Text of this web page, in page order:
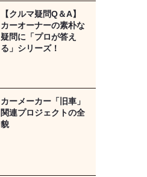
【クルマ疑問Q＆A】
カーオーナーの素朴な
疑問に「プロが答え
る」シリーズ！
カーメーカー「旧車」
関連プロジェクトの全
貌